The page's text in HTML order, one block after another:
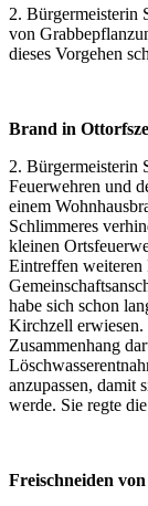
2. Bürgermeisterin
von
dieses Vorgehen
Brand in
2. Bürgermeisterin
Feuerwehren und
einem
Schlimmeres
kleinen
Eintreffen weiteren
habe sich schon
Kirchzell erwiesen.
Zusammenhang
anzupassen, damit
werde. Sie regte
Freischneiden